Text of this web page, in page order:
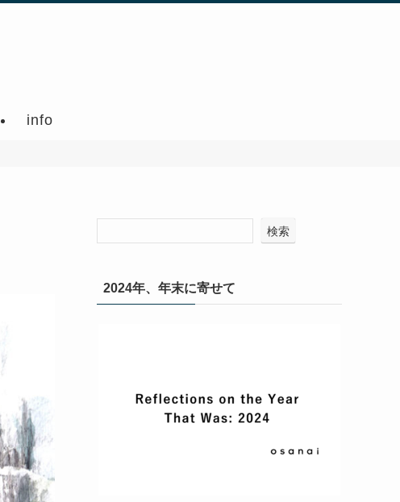
info
検索
2024年、年末に寄せて